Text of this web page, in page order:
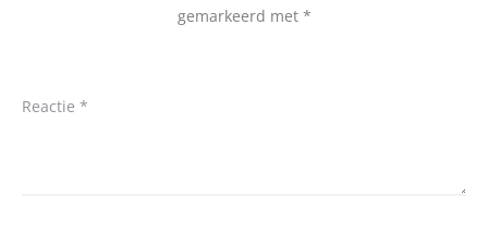
gemarkeerd met *
Reactie *